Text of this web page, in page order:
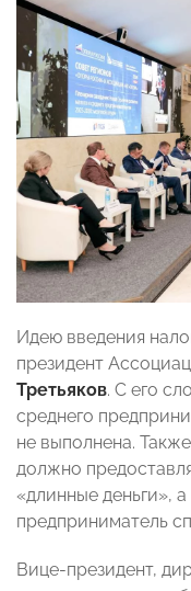
Идею введения
президент
Третьяков. С его
среднего
не выполнена.
должно
«длинные деньги»,
предприниматель
Вице-президент,